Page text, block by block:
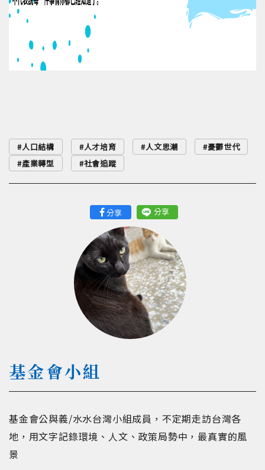
人口結構 人才培育 人文思潮
憂鬱世代
產業轉型
社會追蹤
分享 分享
基金會小組
基金會公與義/水水台灣小組成員，不定期走訪台灣各
地，用文字記錄環境、人文、政策局勢中，最真實的風
景